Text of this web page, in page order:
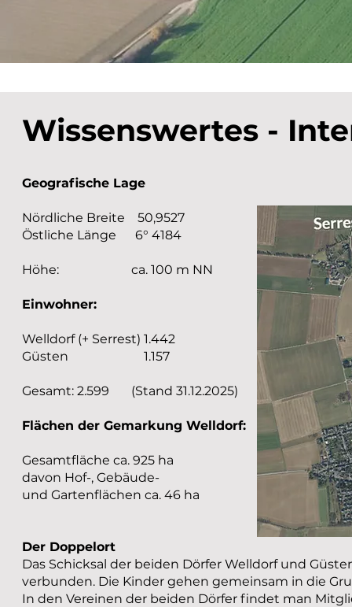
Wissenswertes -
Geografische Lage
Nördliche Breite 50,9527
Östliche Länge 6° 4184
Höhe: ca. 100 m NN
Einwohner:
Welldorf (+ Serrest) 1.442
Güsten 1.157
Gesamt: 2.599 (Stand 31.12.2025)
Flächen der Gemarkung Welldorf:
Gesamtfläche ca. 925 ha
davon Hof-, Gebäude-
und Gartenflächen ca. 46 ha
Der Doppelort
Das Schicksal der beiden Dörfer Welldorf und
verbunden. Die Kinder gehen gemeinsam in die
In den Vereinen der beiden Dörfer findet man